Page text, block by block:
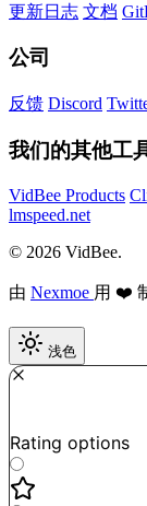
更新日志 文档
公司
反馈 Discord
我们的其他工
VidBee Products
lmspeed.net
© 2026 VidBee.
由 Nexmoe 用 ❤️
浅色
Rating options